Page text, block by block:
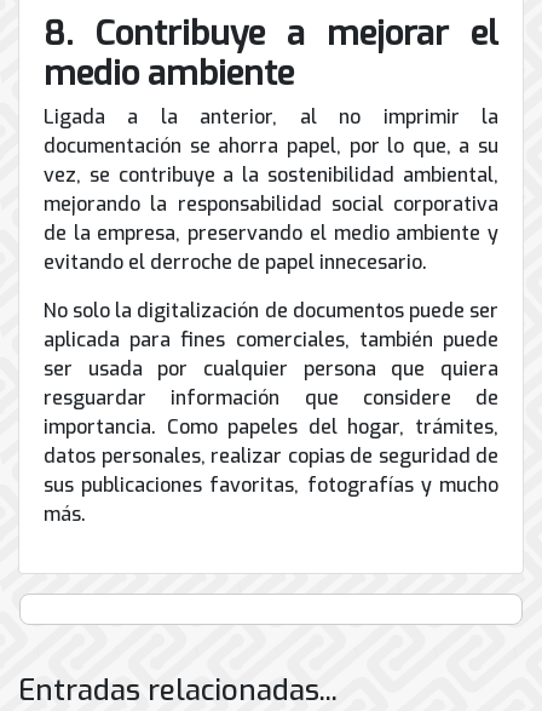
8. Contribuye a mejorar el
medio ambiente
Ligada a la anterior, al no imprimir la
documentación se ahorra papel, por lo que, a su
vez, se contribuye a la sostenibilidad ambiental,
mejorando la responsabilidad social corporativa
de la empresa, preservando el medio ambiente y
evitando el derroche de papel innecesario.
No solo la digitalización de documentos puede ser
aplicada para fines comerciales, también puede
ser usada por cualquier persona que quiera
resguardar información que considere de
importancia. Como papeles del hogar, trámites,
datos personales, realizar copias de seguridad de
sus publicaciones favoritas, fotografías y mucho
más.
Entradas relacionadas...